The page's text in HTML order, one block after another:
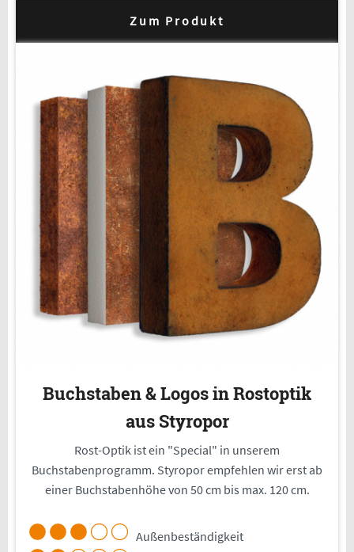
Zum Produkt
Buchstaben & Logos in Rostoptik
aus Styropor
Rost-Optik ist ein "Special" in unserem
Buchstabenprogramm. Styropor empfehlen wir erst ab
einer Buchstabenhöhe von 50 cm bis max. 120 cm.
Außenbeständigkeit